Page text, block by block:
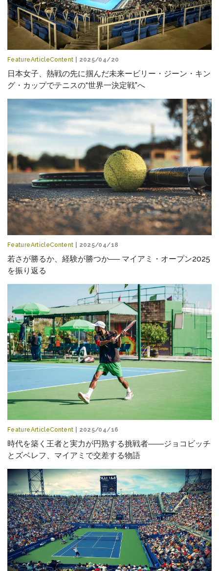
FeatureArticleContent | 2025/04/20
日本女子、熱戦の先に掴んだ未来ービリー・ジーン・キン
グ・カップでテニスの“世界一決定戦”へ
FeatureArticleContent | 2025/04/18
若さが勝るか、経験が勝つか── マイアミ・オープン2025
を振り返る
FeatureArticleContent | 2025/04/16
時代を築く王者と実力が円熟する挑戦者――ジョコビッチ
とズベレフ、マイアミで交差する物語